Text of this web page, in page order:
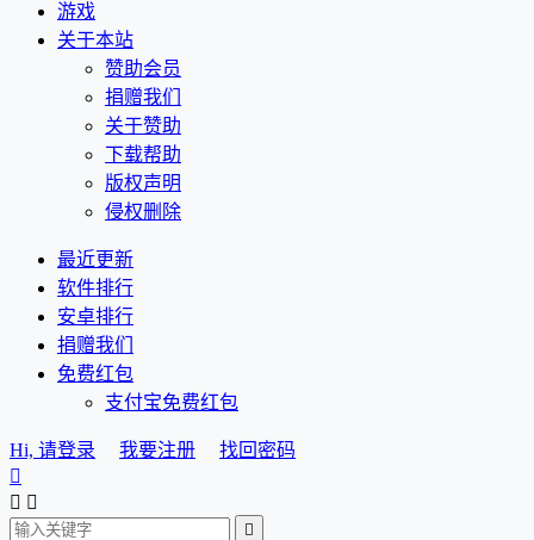
游戏
关于本站
赞助会员
捐赠我们
关于赞助
下载帮助
版权声明
侵权删除
最近更新
软件排行
安卓排行
捐赠我们
免费红包
支付宝免费红包
Hi, 请登录 我要注册
找回密码

 
